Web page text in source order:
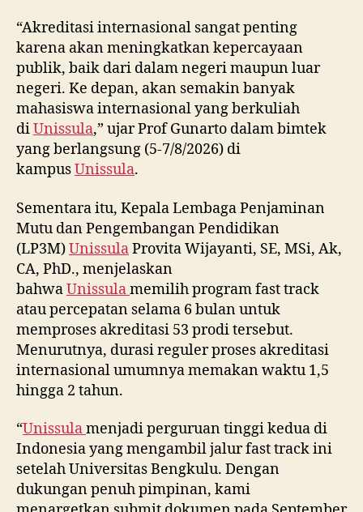
“Akreditasi internasional sangat penting
karena akan meningkatkan kepercayaan
publik, baik dari dalam negeri maupun luar
negeri. Ke depan, akan semakin banyak
mahasiswa internasional yang berkuliah
diUnissula,” ujar Prof Gunarto dalam bimtek
yang berlangsung (5-7/8/2026) di
kampusUnissula.
Sementara itu, Kepala Lembaga Penjaminan
Mutu dan Pengembangan Pendidikan
(LP3M)UnissulaProvita Wijayanti, SE, MSi, Ak,
CA, PhD., menjelaskan
bahwaUnissulamemilih program fast track
atau percepatan selama 6 bulan untuk
memproses akreditasi 53 prodi tersebut.
Menurutnya, durasi reguler proses akreditasi
internasional umumnya memakan waktu 1,5
hingga 2 tahun.
“Unissulamenjadi perguruan tinggi kedua di
Indonesia yang mengambil jalur fast track ini
setelah Universitas Bengkulu. Dengan
dukungan penuh pimpinan, kami